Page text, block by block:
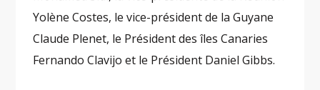
Yolène Costes, le vice-président de la Guyane
Claude Plenet, le Président des îles Canaries
Fernando Clavijo et le Président Daniel Gibbs.